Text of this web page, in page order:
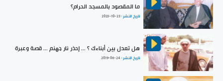
ما المقصود بالمسجد الحرام؟
تاريخ النشر :2023-10-23
هل تعدل بين أبناءك ؟ ... إحذر نار جهنم ... قصة وعبرة
تاريخ النشر : 2019-06-24